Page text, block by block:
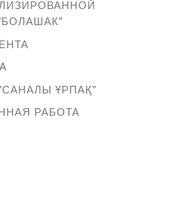
ҰРПАҚ"
РАБОТА